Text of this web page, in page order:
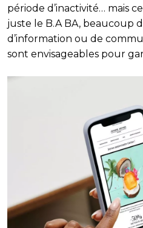
période d’inactivité… mais
juste le B.A BA, beaucoup
d’information ou de
sont envisageables pour